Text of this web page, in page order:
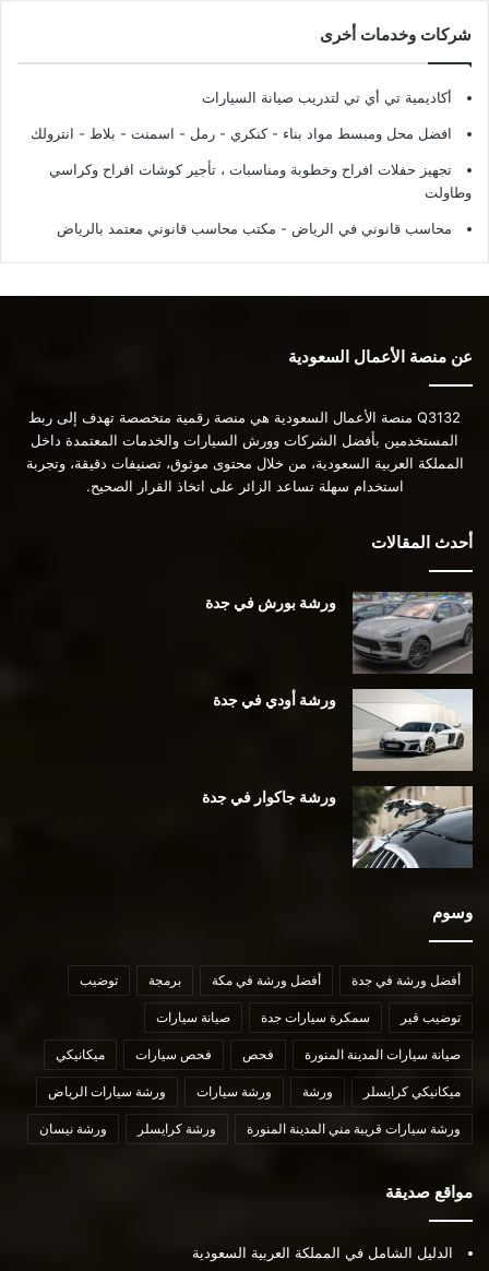
شركات وخدمات أخرى
أكاديمية تي أي تي لتدريب صيانة السيارات
افضل محل ومبسط مواد بناء - كنكري - رمل - اسمنت - بلاط - انترولك
تجهيز حفلات افراح وخطوبة ومناسبات ، تأجير كوشات افراح وكراسي
وطاولت
محاسب قانوني في الرياض - مكتب محاسب قانوني معتمد بالرياض
عن منصة الأعمال السعودية
Q3132 منصة الأعمال السعودية هي منصة رقمية متخصصة تهدف إلى ربط
المستخدمين بأفضل الشركات وورش السيارات والخدمات المعتمدة داخل
المملكة العربية السعودية، من خلال محتوى موثوق، تصنيفات دقيقة، وتجربة
استخدام سهلة تساعد الزائر على اتخاذ القرار الصحيح.
أحدث المقالات
ورشة بورش في جدة
ورشة أودي في جدة
ورشة جاكوار في جدة
وسوم
أفضل ورشة في جدة أفضل ورشة في مكة برمجة توضيب
توضيب قير سمكرة سيارات جدة صيانة سيارات
صيانة سيارات المدينة المنورة فحص فحص سيارات ميكانيكي
ميكانيكي كرايسلر ورشة ورشة سيارات ورشة سيارات الرياض
ورشة سيارات قريبة مني المدينة المنورة ورشة كرايسلر ورشة نيسان
مواقع صديقة
الدليل الشامل في المملكة العربية السعودية